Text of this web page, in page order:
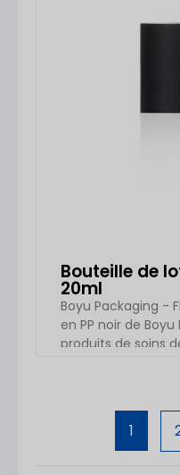
Bouteille de
20ml
Boyu Packaging -
en PP noir de
produits de soins
1